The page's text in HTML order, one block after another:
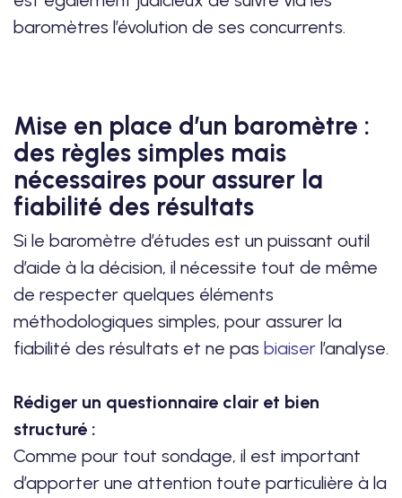
baromètres l’évolution de ses concurrents.
Mise en place d’un baromètre :
des règles simples mais
nécessaires pour assurer la
fiabilité des résultats
Si le baromètre d’études est un puissant outil
d’aide à la décision, il nécessite tout de même
de respecter quelques éléments
méthodologiques simples, pour assurer la
fiabilité des résultats et ne pas biaiser l’analyse.
Rédiger un questionnaire clair et bien
structuré :
Comme pour tout sondage, il est important
d’apporter une attention toute particulière à la